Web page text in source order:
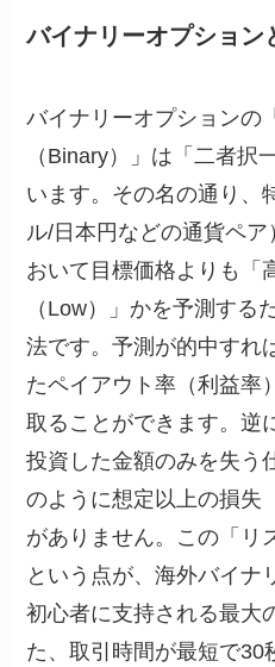
バイナリーオプション
バイナリーオプションの
（Binary）」は「二者択
います。その名の通り、
ル/日本円などの通貨ペ
おいて目標価格よりも「
（Low）」かを予測する
法です。予測が的中すれ
たペイアウト率（利益率
取ることができます。逆
投資した金額のみを失う
のように想定以上の損失
がありません。この「リ
という点が、海外バイナ
初心者に支持される最大
た、取引時間が最短で30